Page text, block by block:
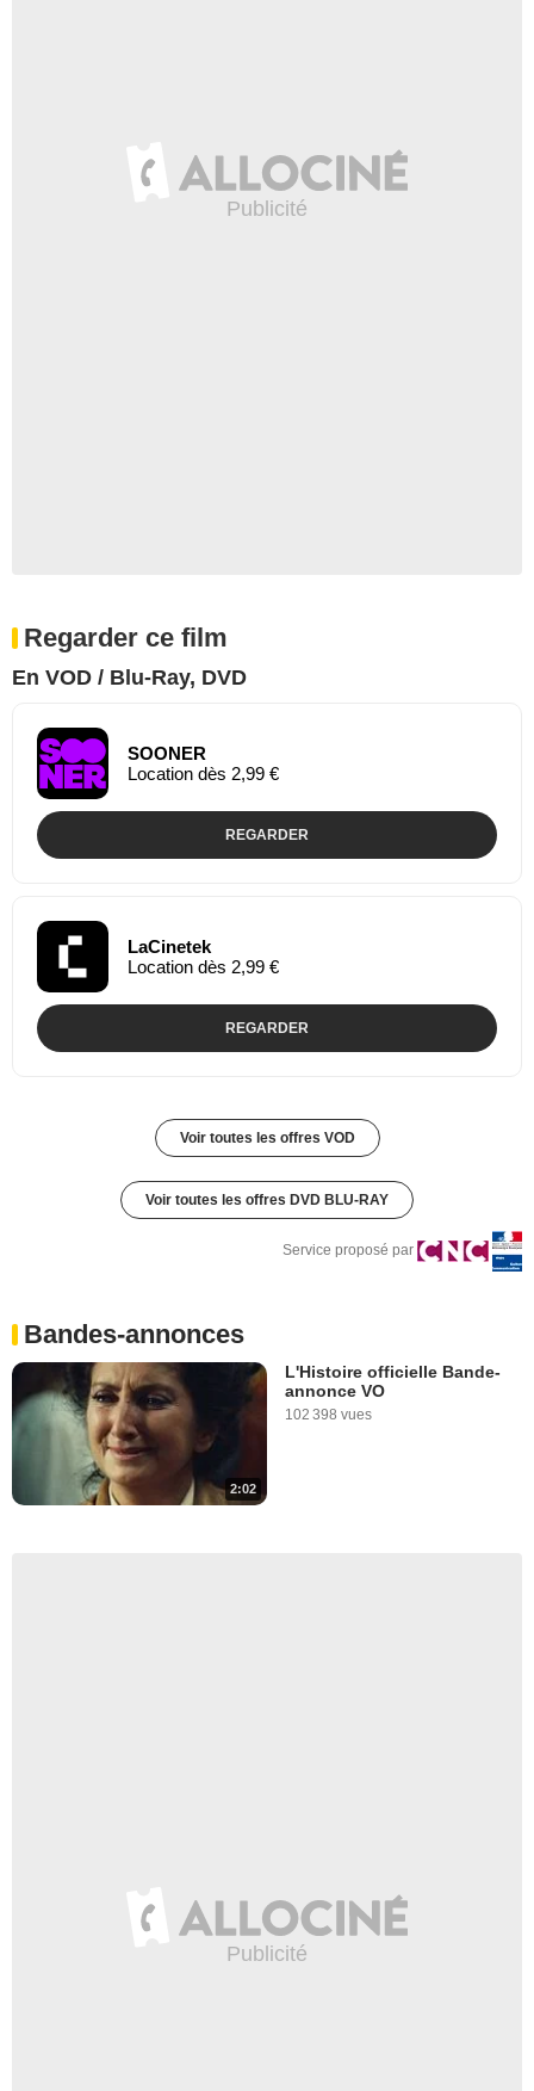
Regarder ce film
En VOD / Blu-Ray, DVD
SOONER
Location dès 2,99 €
REGARDER
LaCinetek
Location dès 2,99 €
REGARDER
Voir toutes les offres VOD
Voir toutes les offres DVD BLU-RAY
Service proposé par
Bandes-annonces
2:02
L'Histoire officielle Bande-
annonce VO
102 398 vues